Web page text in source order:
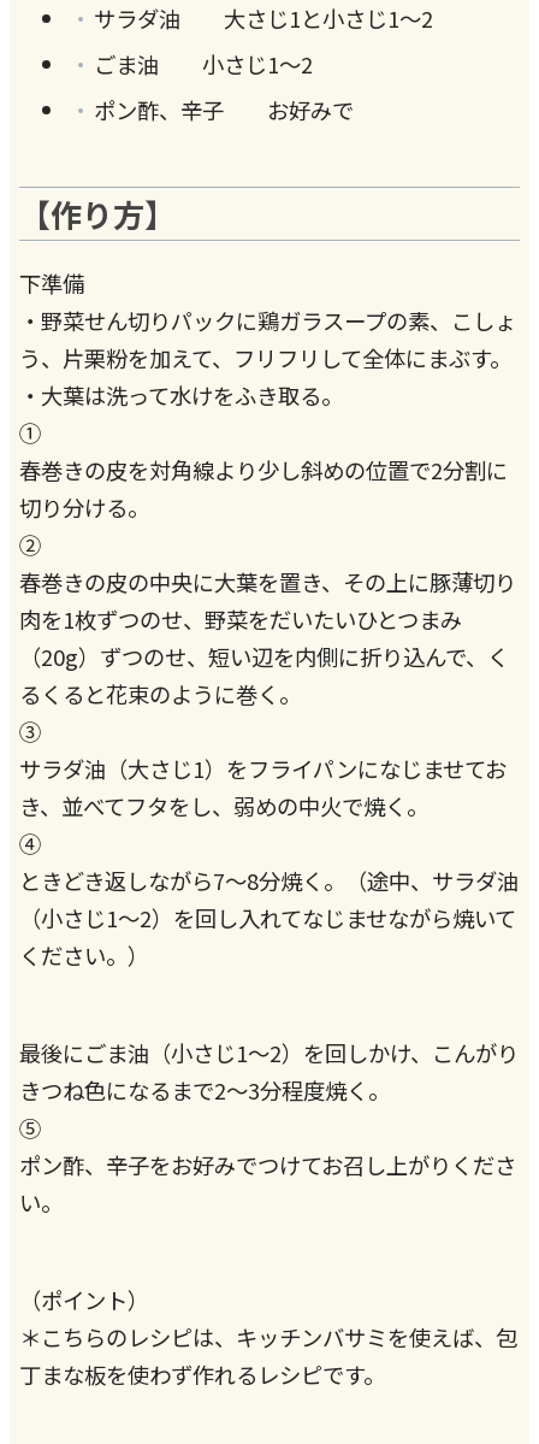
サラダ油 大さじ1と小さじ1～2
ごま油 小さじ1～2
ポン酢、辛子 お好みで
【作り方】
下準備
・野菜せん切りパックに鶏ガラスープの素、こしょ
う、片栗粉を加えて、フリフリして全体にまぶす。
・大葉は洗って水けをふき取る。
①
春巻きの皮を対角線より少し斜めの位置で2分割に
切り分ける。
②
春巻きの皮の中央に大葉を置き、その上に豚薄切り
肉を1枚ずつのせ、野菜をだいたいひとつまみ
（20g）ずつのせ、短い辺を内側に折り込んで、く
るくると花束のように巻く。
③
サラダ油（大さじ1）をフライパンになじませてお
き、並べてフタをし、弱めの中火で焼く。
④
ときどき返しながら7～8分焼く。（途中、サラダ油
（小さじ1～2）を回し入れてなじませながら焼いて
ください。）
最後にごま油（小さじ1～2）を回しかけ、こんがり
きつね色になるまで2～3分程度焼く。
⑤
ポン酢、辛子をお好みでつけてお召し上がりくださ
い。
（ポイント）
＊こちらのレシピは、キッチンバサミを使えば、包
丁まな板を使わず作れるレシピです。